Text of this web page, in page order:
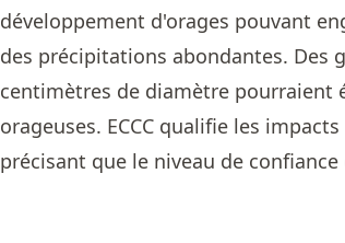
développement d'orages pouvant
des précipitations abondantes. Des
centimètres de diamètre pourraient
orageuses. ECCC qualifie les
précisant que le niveau de